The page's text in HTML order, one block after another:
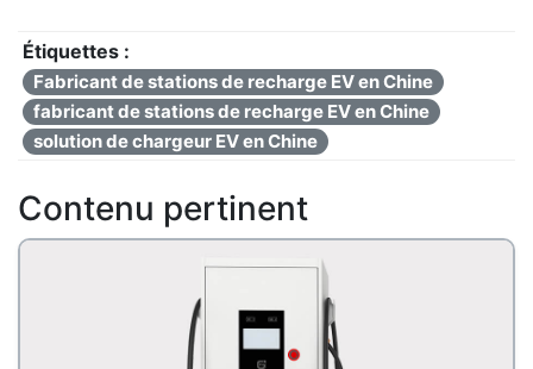
Étiquettes :
Fabricant de stations de recharge EV en Chine
fabricant de stations de recharge EV en Chine
solution de chargeur EV en Chine
Contenu pertinent